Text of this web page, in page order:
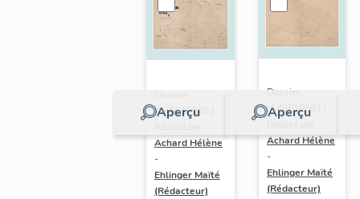
Aperçu
IA49010565 |
Achard Hélène
-
Ehlinger Maïté
(Rédacteur)
Aperçu
Dossier
IA49010581 |
Achard Hélène
-
Ehlinger Maïté
(Rédacteur)